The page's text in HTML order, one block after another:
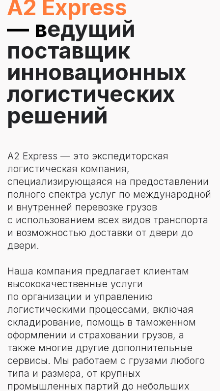
полного спектра услуг по международной
и внутренней перевозке грузов
с использованием всех видов транспорта
и возможностью доставки от двери до
Наша компания предлагает клиентам
высококачественные услуги
по организации и управлению
складирование, помощь в таможенном
оформлении и страховании грузов, а
также многие другие дополнительные
сервисы. Мы работаем с грузами любого
отправлений.
Мы гордимся нашими
высококвалифицированными
специалистами и широкой сетью
партнеров по всему миру, что позволяет
нам обеспечивать клиентам надежные
и конкурентоспособные решения для
их логистических потребностей. Наша
цель — обеспечить клиентам
максимальное удовлетворение
и сохранности их грузов.
Мы готовы предложить нашим клиентам
гибкие условия сотрудничества,
индивидуальный подход к каждому
заказу и оперативное реагирование
на изменяющиеся потребности. Наша
компания стремится к постоянному
совершенствованию и развитию, чтобы
быть лучшими в своей отрасли.